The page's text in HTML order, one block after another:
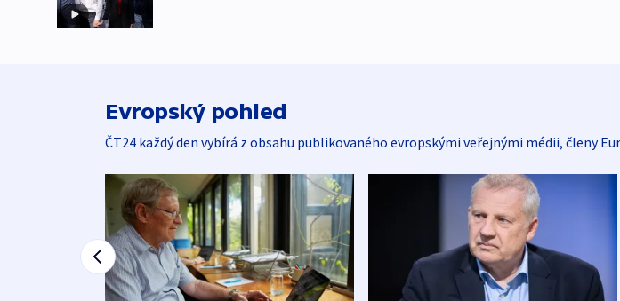
Evropský pohled
ČT24 každý den vybírá z obsahu publikovaného evropskými veřejnými médii, členy